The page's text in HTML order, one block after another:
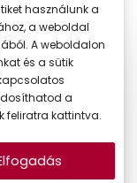
használunk a
a weboldal
A weboldalon
és a sütik
a
feliratra kattintva.